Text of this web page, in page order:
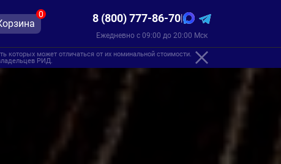
0 8 (800) 777-86-70|
Ежедневно с 09:00 до 20:00 Мск
которых может отличаться от их номинальной стоимости.
РИД.